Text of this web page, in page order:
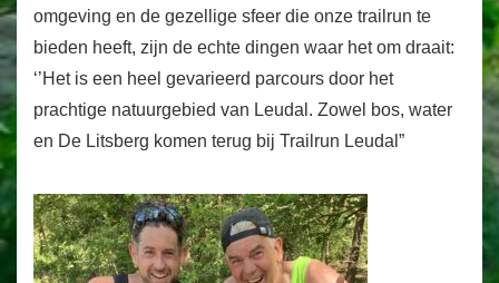
omgeving en de gezellige sfeer die onze trailrun te
bieden heeft, zijn de echte dingen waar het om draait:
‘’Het is een heel gevarieerd parcours door het
prachtige natuurgebied van Leudal. Zowel bos, water
en De Litsberg komen terug bij Trailrun Leudal”